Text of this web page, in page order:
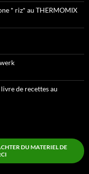
* riz* au THERMOMIX
de recettes au
DU MATERIEL DE